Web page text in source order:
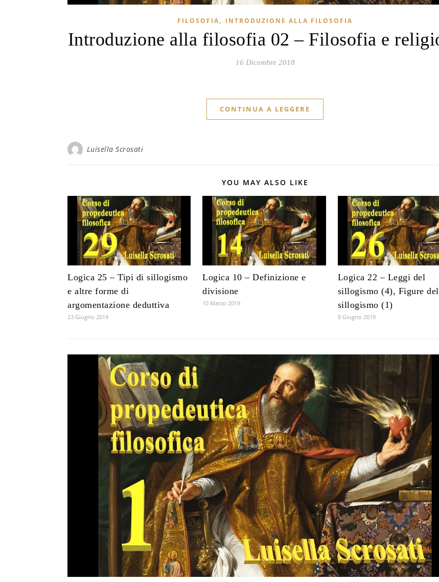
FILOSOFIA, INTRODUZIONE ALLA FILOSOFIA
Introduzione alla filosofia 02 – Filosofia e
16 Dicembre 2018
CONTINUA A LEGGERE
Luisella Scrosati
YOU MAY ALSO LIKE
Logica 25 – Tipi di sillogismo
e altre forme di
argomentazione deduttiva
23 Giugno 2019
Logica 10 – Definizione e
divisione
10 Marzo 2019
Logica 22 – Leggi del
sillogismo (4), Figure del
sillogismo (1)
8 Giugno 2019